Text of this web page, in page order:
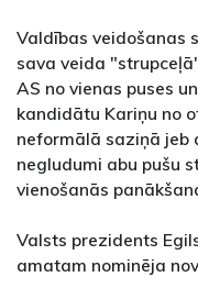
Valdības veidošanas
sava veida
AS no vienas puses
kandidātu Kariņu no
neformālā saziņā jeb
negludumi abu pušu
vienošanās
Valsts prezidents
amatam nominēja